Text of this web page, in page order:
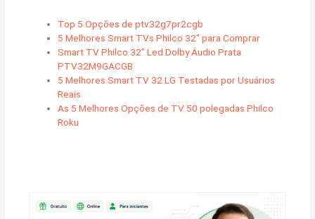
Top 5 Opções de ptv32g7pr2cgb
5 Melhores Smart TVs Philco 32″ para Comprar
Smart TV Philco 32” Led Dolby Áudio Prata
PTV32M9GACGB
5 Melhores Smart TV 32 LG Testadas por Usuários
Reais
As 5 Melhores Opções de TV 50 polegadas Philco
Roku